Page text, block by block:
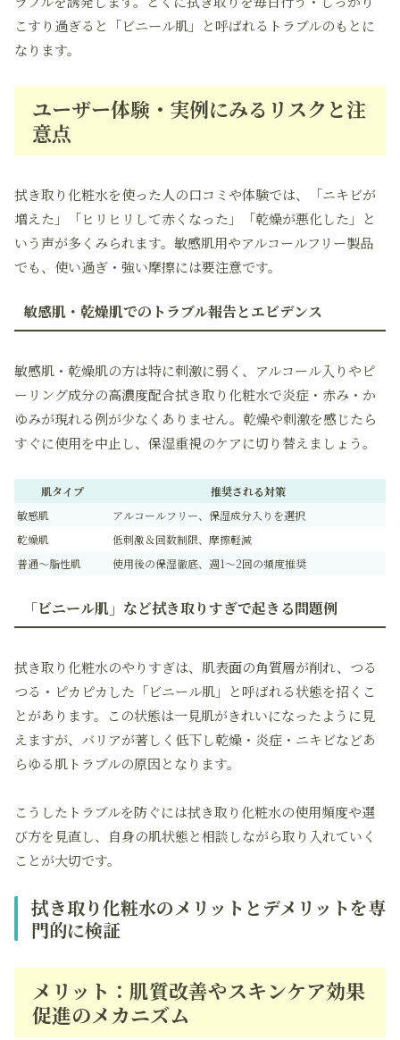
こすり過ぎると「ビニール肌」と呼ばれるトラブルのもとに
なります。
ユーザー体験・実例にみるリスクと注
意点
拭き取り化粧水を使った人の口コミや体験では、「ニキビが
増えた」「ヒリヒリして赤くなった」「乾燥が悪化した」と
いう声が多くみられます。敏感肌用やアルコールフリー製品
でも、使い過ぎ・強い摩擦には要注意です。
敏感肌・乾燥肌でのトラブル報告とエビデンス
敏感肌・乾燥肌の方は特に刺激に弱く、アルコール入りやピ
ーリング成分の高濃度配合拭き取り化粧水で炎症・赤み・か
ゆみが現れる例が少なくありません。乾燥や刺激を感じたら
すぐに使用を中止し、保湿重視のケアに切り替えましょう。
肌タイプ
推奨される対策
敏感肌
アルコールフリー、保湿成分入りを選択
乾燥肌
低刺激＆回数制限、摩擦軽減
普通～脂性肌
使用後の保湿徹底、週1～2回の頻度推奨
「ビニール肌」など拭き取りすぎで起きる問題例
拭き取り化粧水のやりすぎは、肌表面の角質層が削れ、つる
つる・ピカピカした「ビニール肌」と呼ばれる状態を招くこ
とがあります。この状態は一見肌がきれいになったように見
えますが、バリアが著しく低下し乾燥・炎症・ニキビなどあ
らゆる肌トラブルの原因となります。
こうしたトラブルを防ぐには拭き取り化粧水の使用頻度や選
び方を見直し、自身の肌状態と相談しながら取り入れていく
ことが大切です。
拭き取り化粧水のメリットとデメリットを専
門的に検証
メリット：肌質改善やスキンケア効果
促進のメカニズム